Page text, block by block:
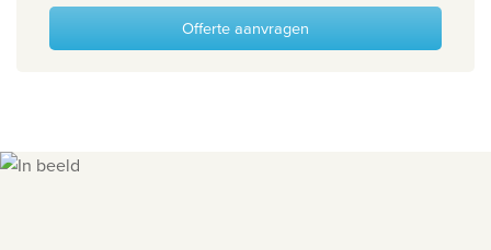
Offerte aanvragen
Slide 1 of 10